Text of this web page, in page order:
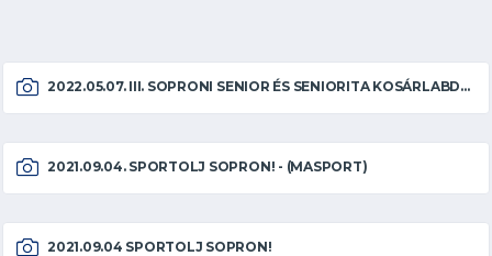
2022.05.07. III. SOPRONI SENIOR ÉS SENIORITA KOSÁRLABDA TORNA
2021.09.04. SPORTOLJ SOPRON! - (MASPORT)
2021.09.04 SPORTOLJ SOPRON!